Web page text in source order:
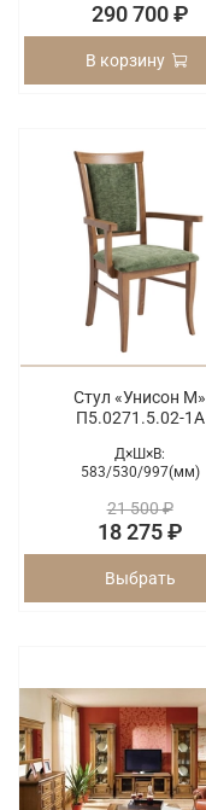
290 700 ₽
В корзину
Стул «Унисон М»
П5.0271.5.02-1А
Д×Ш×В:
583/530/997(мм)
21 500 ₽
18 275 ₽
Выбрать